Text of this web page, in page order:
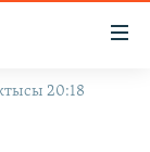
20:18